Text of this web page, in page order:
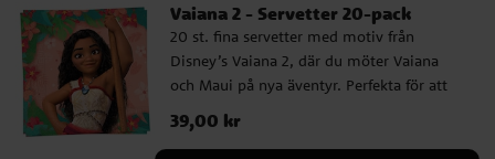
Vaiana 2 - Servetter 20-pack
20 st. fina servetter med motiv från
Disney’s Vaiana 2, där du möter Vaiana
och Maui på nya äventyr. Perfekta för att
skapa en tropisk och äventyrlig stämning
på kalaset. Servetterna har 2 lager och är
Pris:39,00 kr
39,00 kr